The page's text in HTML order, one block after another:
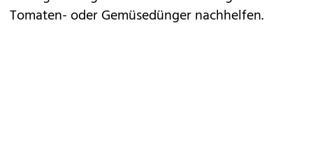
Tomaten- oder Gemüsedünger nachhelfen.